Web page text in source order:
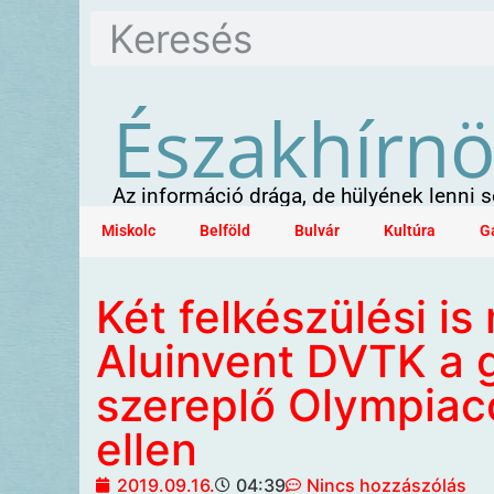
Az információ drága, de hülyének lenni
Miskolc Belföld Bulvár Kultúra
Két felkészülési
Aluinvent DVTK a
szereplő
ellen
2019.09.16. 04:39 Nincs hozzászólás